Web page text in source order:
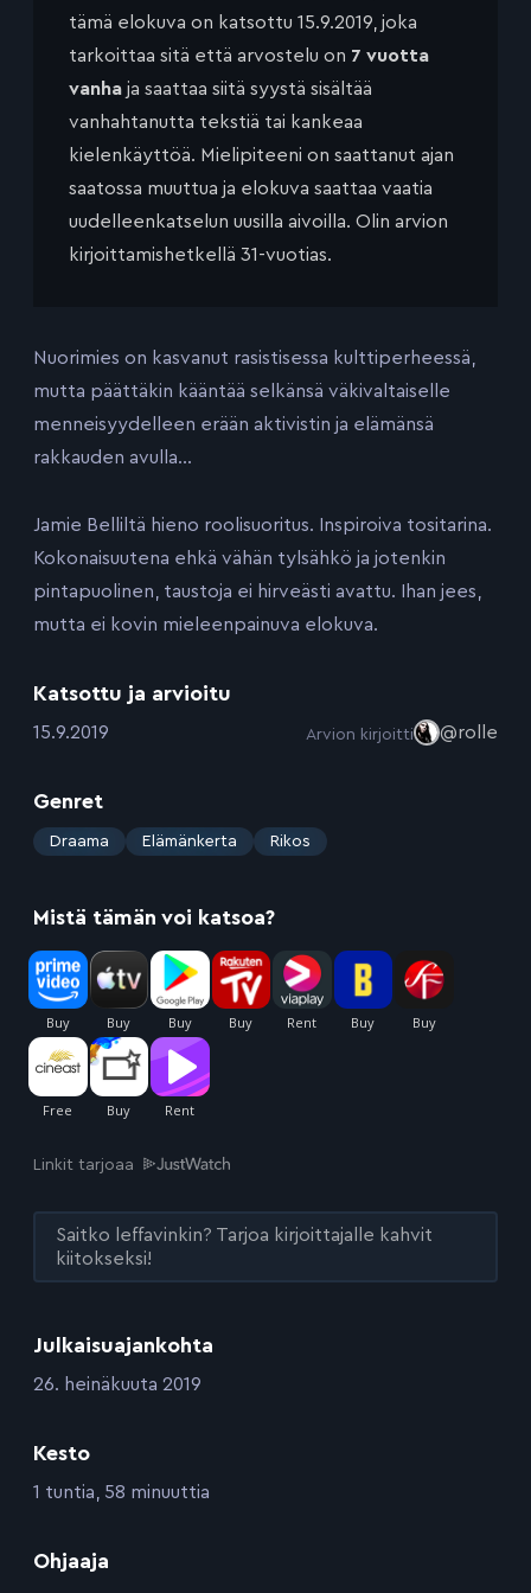
Julkaisuajankohta
:26. heinäkuuta 2019
Kesto
:1 tuntia, 58 minuuttia
Ohjaaja
tämä elokuva on katsottu 15.9.2019, joka
tarkoittaa sitä että arvostelu on 7 vuotta
vanha ja saattaa siitä syystä sisältää
vanhahtanutta tekstiä tai kankeaa
kielenkäyttöä. Mielipiteeni on saattanut ajan
saatossa muuttua ja elokuva saattaa vaatia
uudelleenkatselun uusilla aivoilla. Olin arvion
kirjoittamishetkellä 31-vuotias.
Nuorimies on kasvanut rasistisessa kulttiperheessä,
mutta päättäkin kääntää selkänsä väkivaltaiselle
menneisyydelleen erään aktivistin ja elämänsä
rakkauden avulla…
Jamie Belliltä hieno roolisuoritus. Inspiroiva tositarina.
Kokonaisuutena ehkä vähän tylsähkö ja jotenkin
pintapuolinen, taustoja ei hirveästi avattu. Ihan jees,
mutta ei kovin mieleenpainuva elokuva.
Katsottu ja arvioitu
:15.9.2019 Arvion kirjoitti @rolle
Genret
: Draama Elämänkerta Rikos
Mistä tämän voi katsoa?
Linkit tarjoaa
Saitko leffavinkin? Tarjoa kirjoittajalle kahvit
kiitokseksi!